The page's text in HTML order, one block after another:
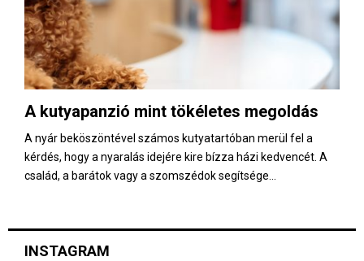
A kutyapanzió mint tökéletes megoldás
A nyár beköszöntével számos kutyatartóban merül fel a
kérdés, hogy a nyaralás idejére kire bízza házi kedvencét. A
család, a barátok vagy a szomszédok segítsége...
INSTAGRAM